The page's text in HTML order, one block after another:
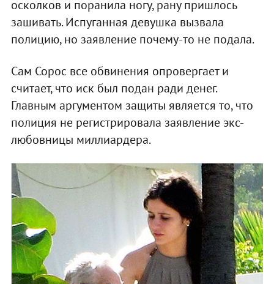
осколков и поранила ногу, рану пришлось
зашивать. Испуганная девушка вызвала
полицию, но заявление почему-то не подала.
Сам Сорос все обвинения опровергает и
считает, что иск был подан ради денег.
Главным аргументом защиты является то, что
полиция не регистрировала заявление экс-
любовницы миллиардера.